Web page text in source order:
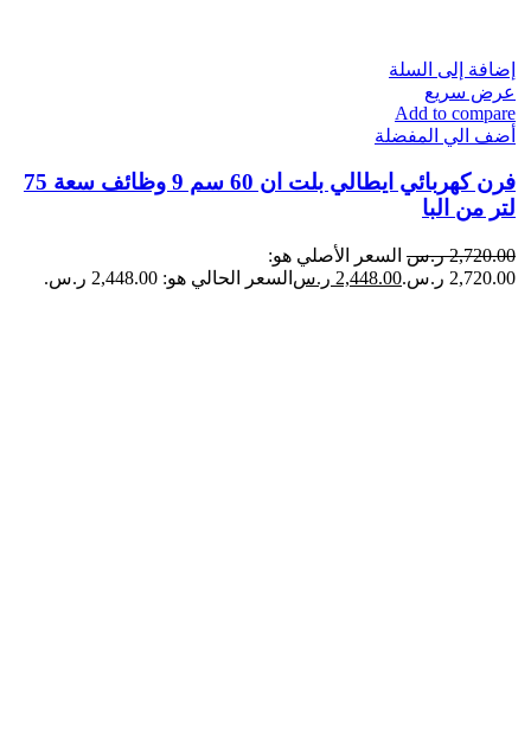
إضافة إلى السلة
عرض سريع
Add to compare
أضف الي المفضلة
فرن كهربائي ايطالي بلت ان 60 سم 9 وظائف سعة 75
لتر من البا
2,720.00 ر.س السعر الأصلي هو:
2,720.00 ر.س.
2,448.00 ر.س السعر الحالي هو: 2,448.00 ر.س.